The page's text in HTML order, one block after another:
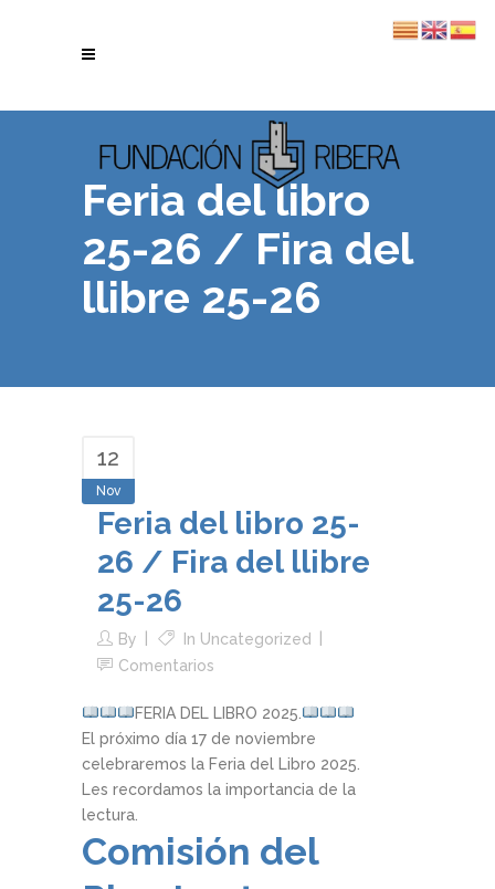
Feria del libro
25-26 / Fira del
llibre 25-26
12
Nov
Feria del libro 25-
26 / Fira del llibre
25-26
By In Uncategorized
Comentarios
FERIA DEL LIBRO 2025.
El próximo día 17 de noviembre
celebraremos la Feria del Libro 2025.
Les recordamos la importancia de la
lectura.
Comisión del